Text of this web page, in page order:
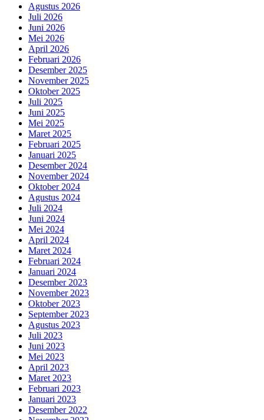
Agustus 2026
Juli 2026
Juni 2026
Mei 2026
April 2026
Februari 2026
Desember 2025
November 2025
Oktober 2025
Juli 2025
Juni 2025
Mei 2025
Maret 2025
Februari 2025
Januari 2025
Desember 2024
November 2024
Oktober 2024
Agustus 2024
Juli 2024
Juni 2024
Mei 2024
April 2024
Maret 2024
Februari 2024
Januari 2024
Desember 2023
November 2023
Oktober 2023
September 2023
Agustus 2023
Juli 2023
Juni 2023
Mei 2023
April 2023
Maret 2023
Februari 2023
Januari 2023
Desember 2022